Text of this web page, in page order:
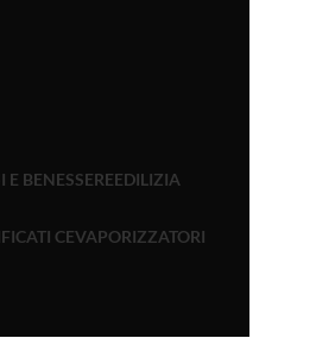
E BENESSEREEDILIZIA
CEVAPORIZZATORI